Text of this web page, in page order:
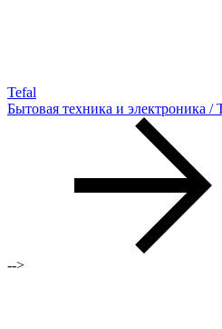
Tefal
Бытовая техника и электроника /
-->